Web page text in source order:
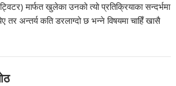
मार्फत खुलेका उनको त्यो प्रतिक्रियाका सन्दर्भमा
तर अन्तर्य कति डरलाग्दो छ भन्ने विषयमा चाहिँ खासै